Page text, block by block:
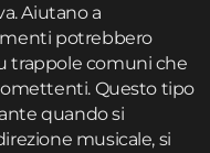
Aiutano a
potrebbero
trappole comuni che
Questo tipo
quando si
musicale, si